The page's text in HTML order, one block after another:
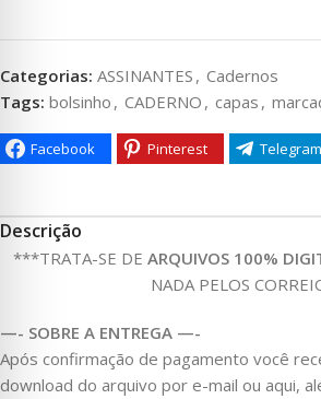
Categorias: ASSINANTES , Cadernos
Tags: bolsinho , CADERNO , capas ,
Facebook Pinterest Telegram
Descrição
***TRATA-SE DE ARQUIVOS 100%
NADA PELOS
—- SOBRE A ENTREGA —-
Após confirmação de pagamento você
download do arquivo por e-mail ou aqui,